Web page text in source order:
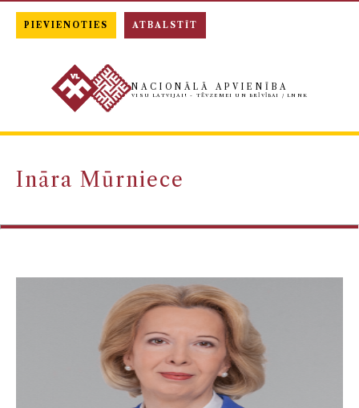
NACIONĀLĀ APVIENĪBA
VISU LATVIJAI! - TĒVZEMEI UN BRĪVĪBAI / LNNK
Ināra Mūrniece
PIEVIENOTIES ATBALSTĪT